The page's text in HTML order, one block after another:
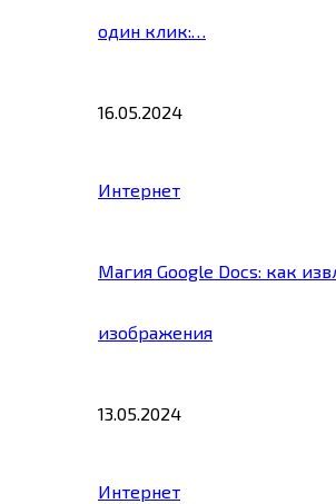
один клик:…
16.05.2024
Интернет
Магия Google Docs: как
изображения
13.05.2024
Интернет